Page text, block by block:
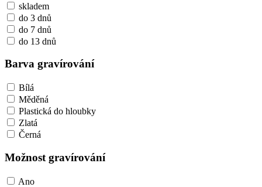
skladem
do 3 dnů
do 7 dnů
do 13 dnů
Barva gravírování
Bílá
Měděná
Plastická do hloubky
Zlatá
Černá
Možnost gravírování
Ano